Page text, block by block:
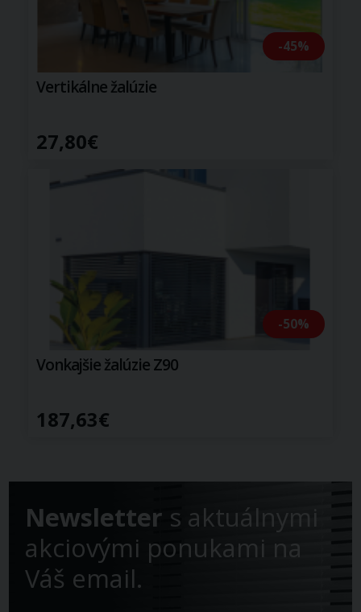
-45%
Vertikálne žalúzie
27,80€
-50%
Vonkajšie žalúzie Z90
187,63€
Newsletter s aktuálnymi
akciovými ponukami na
Váš email.